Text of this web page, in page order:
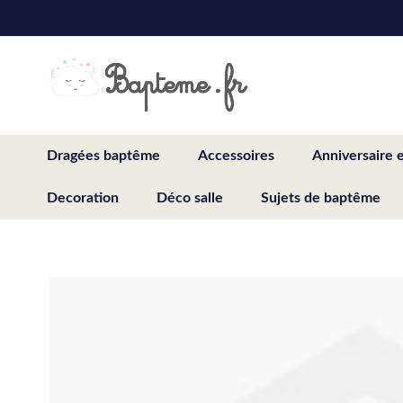
to
Dragées baptême Accessoires Anniversaire
Decoration Déco salle Sujets de baptême